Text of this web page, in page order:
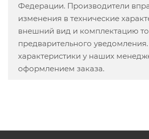
Федерации. Производители
изменения в технические
внешний вид и комплектацию
предварительного
характеристики у наших
оформлением заказа.